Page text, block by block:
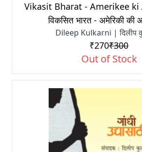
Vikasit Bharat - Amerikee
विकसित भारत - अमेरिकी की
Dileep Kulkarni | दिलीप
₹270₹300
Out of Stock